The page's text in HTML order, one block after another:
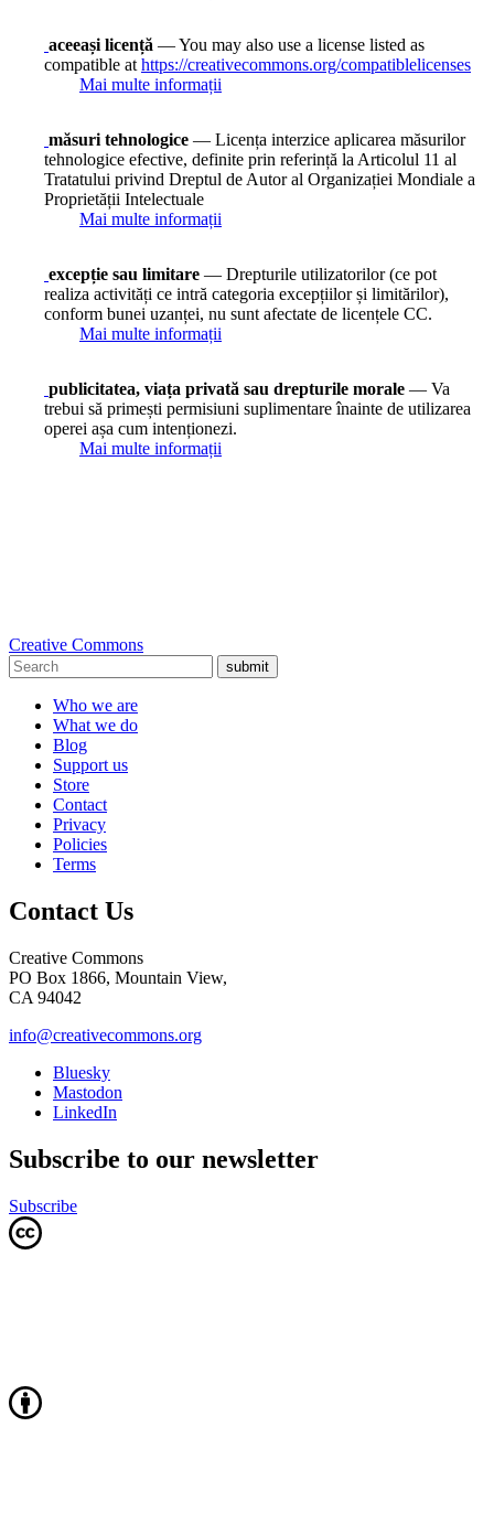
aceeași licență — You may also use a license listed as
compatible at https://creativecommons.org/compatiblelicenses
Mai multe informații
măsuri tehnologice — Licența interzice aplicarea măsurilor
tehnologice efective, definite prin referință la Articolul 11 al
Tratatului privind Dreptul de Autor al Organizației Mondiale a
Proprietății Intelectuale
Mai multe informații
excepție sau limitare — Drepturile utilizatorilor (ce pot
realiza activități ce intră categoria excepțiilor și limitărilor),
conform bunei uzanței, nu sunt afectate de licențele CC.
Mai multe informații
publicitatea, viața privată sau drepturile morale — Va
trebui să primești permisiuni suplimentare înainte de utilizarea
operei așa cum intenționezi.
Mai multe informații
Creative Commons
submit
Who we are
What we do
Blog
Support us
Store
Contact
Privacy
Policies
Terms
Contact Us
Creative Commons
PO Box 1866, Mountain View,
CA 94042
info@creativecommons.org
Bluesky
Mastodon
LinkedIn
Subscribe to our newsletter
Subscribe